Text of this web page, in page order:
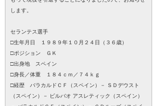
します。
セランテス選手
□生年月日 １９８９年１０月２４日（３６歳）
□ポジション ＧＫ
□出身地 スペイン
□身長／体重 １８４ｃｍ／７４ｋｇ
□経歴 バラカルドＣＦ（スペイン）－ ＳＤデウスト
（スペイン）－ ビルバオ アスレティック（スペイン）